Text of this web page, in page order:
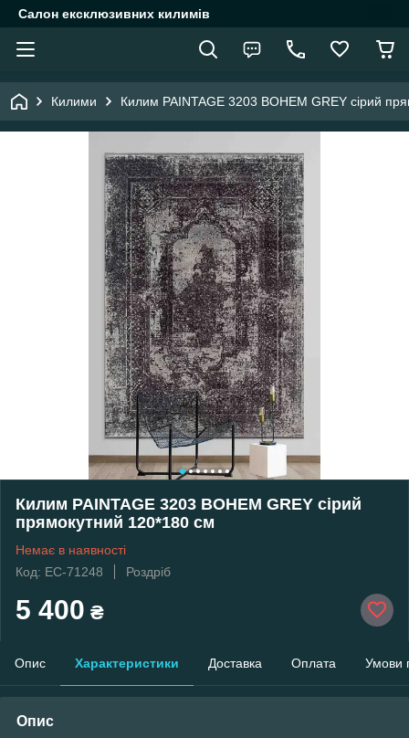
Салон ексклюзивних килимів
Килими Килим PAINTAGE 3203 BOHEM GREY сірий
Килим PAINTAGE 3203 BOHEM GREY сірий
прямокутний 120*180 см
Немає в наявності
Код: EC-71248
Роздріб
5 400 ₴
Опис Характеристики Доставка Оплата Умови
Опис